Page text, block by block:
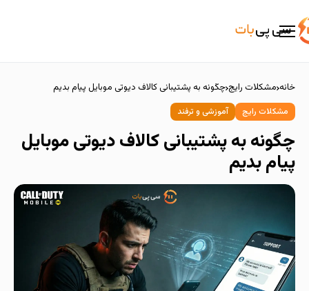
خانه مشکلات رایج چگونه به پشتیبانی کالاف دیوتی موبایل پیام بدیم
مشکلات رایج آموزشی و ترفند
چگونه به پشتیبانی کالاف دیوتی موبایل
پیام بدیم